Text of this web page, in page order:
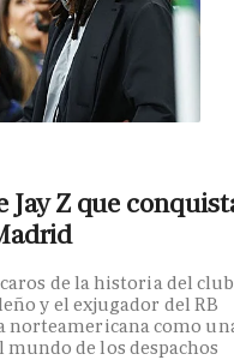
Z que
de la historia del
y el exjugador del RB
norteamericana como
de los despachos